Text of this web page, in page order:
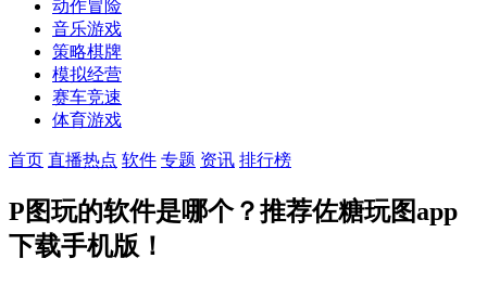
动作冒险
音乐游戏
策略棋牌
模拟经营
赛车竞速
体育游戏
首页 直播热点 软件 专题 资讯 排行榜
P图玩的软件是哪个？推荐佐糖玩图app
下载手机版！